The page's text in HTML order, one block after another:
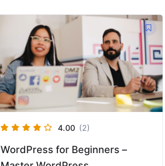
4.00 (2)
WordPress for Beginners –